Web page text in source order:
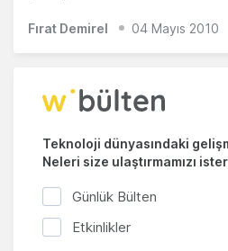
Fırat Demirel 04 Mayıs 2010
Teknoloji dünyasındaki
Neleri size ulaştırmamızı
Günlük Bülten
Etkinlikler